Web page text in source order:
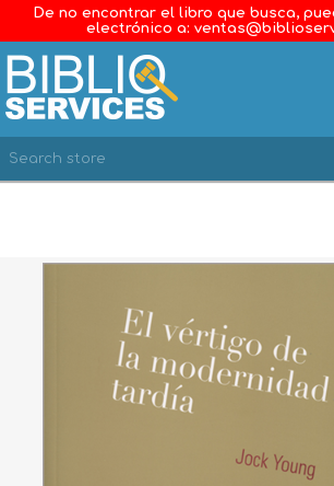
De no encontrar el libro que busca,
electrónico a:
WISHLIST
0